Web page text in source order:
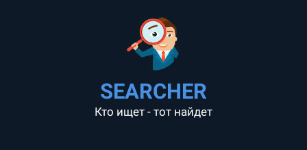
SEARCHER
Кто ищет - тот найдет